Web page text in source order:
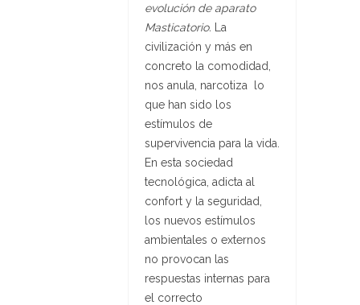
evolución de aparato
Masticatorio. La
civilización y más en
concreto la comodidad,
nos anula, narcotiza lo
que han sido los
estímulos de
supervivencia para la vida.
En esta sociedad
tecnológica, adicta al
confort y la seguridad,
los nuevos estímulos
ambientales o externos
no provocan las
respuestas internas para
el correcto